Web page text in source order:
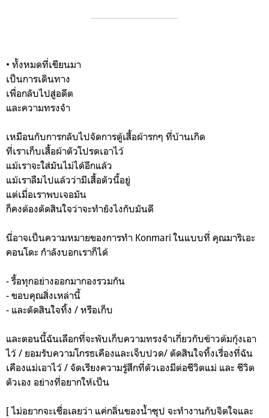
• ทั้งหมดที่เขียนมา
เป็นการเดินทาง
เพื่อกลับไปสู่อดีต
และความทรงจำ
เหมือนกับการกลับไปจัดการตู้เสื้อผ้ารกๆ ที่บ้านเกิด
ที่เราเก็บเสื้อผ้าตัวโปรดเอาไว้
แม้เราจะใส่มันไม่ได้อีกแล้ว
แม้เราลืมไปแล้วว่ามีเสื้อตัวนี้อยู่
แต่เมื่อเราพบเจอมัน
ก็คงต้องตัดสินใจว่าจะทำยังไงกับมันดี
นี่อาจเป็นความหมายของการทำ Konmari ในแบบที่ คุณมาริเอะ
คอนโดะ กำลังบอกเราก็ได้
- รื้อทุกอย่างออกมากองรวมกัน
- ขอบคุณสิ่งเหล่านี้
- และตัดสินใจทิ้ง / หรือเก็บ
และตอนนี้ฉันเลือกที่จะพับเก็บความทรงจำเกี่ยวกับข้าวต้มกุ้งเอา
ไว้ / ยอมรับความโกรธเคืองและเจ็บปวด/ ตัดสินใจทิ้งเรื่องที่ฉัน
เคืองแม่เอาไว้ / จัดเรียงความรู้สึกที่ตัวเองมีต่อชีวิตแม่ และ ชีวิต
ตัวเอง อย่างที่อยากให้เป็น
[ ไม่อยากจะเชื่อเลยว่า แค่กลิ่นของน้ำซุป จะทำงานกับจิตใจและ